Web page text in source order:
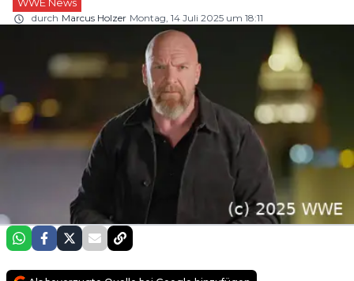
durch Marcus Holzer Montag, 14 Juli 2025 um 18:11